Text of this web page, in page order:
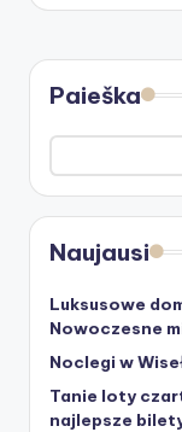
Paieška
Naujausi
Luksusowe
Nowoczesne
Noclegi w
Tanie loty
najlepsze